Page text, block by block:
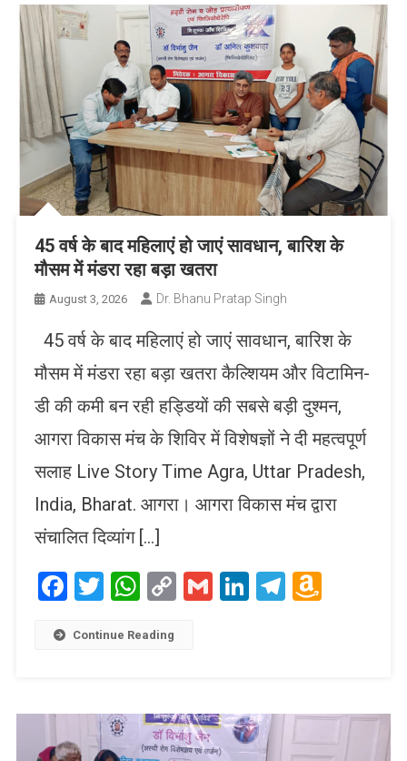
45 वर्ष के बाद महिलाएं हो जाएं सावधान, बारिश के
मौसम में मंडरा रहा बड़ा खतरा
August 3, 2026 Dr. Bhanu Pratap Singh
45 वर्ष के बाद महिलाएं हो जाएं सावधान, बारिश के
मौसम में मंडरा रहा बड़ा खतरा कैल्शियम और विटामिन-
डी की कमी बन रही हड्डियों की सबसे बड़ी दुश्मन,
आगरा विकास मंच के शिविर में विशेषज्ञों ने दी महत्वपूर्ण
सलाह Live Story Time Agra, Uttar Pradesh,
India, Bharat. आगरा। आगरा विकास मंच द्वारा
संचालित दिव्यांग […]
Facebook
Twitter
WhatsApp
CopyGmailLinkedIn
Telegram
Continue Reading